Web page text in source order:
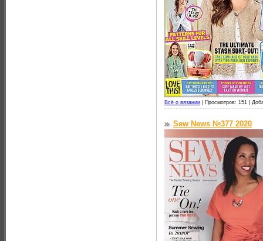
Всё о вязании Просмотров: 151 |
Sew News №377 2020